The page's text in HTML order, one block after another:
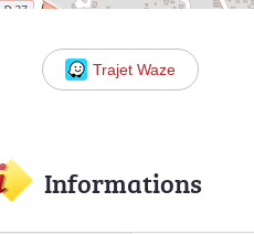
Trajet Waze
Informations